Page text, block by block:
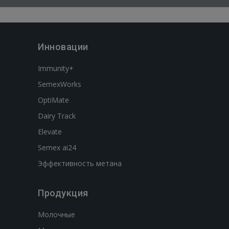
Инновации
Immunity+
SemexWorks
OptiMate
Dairy Track
Elevate
Semex ai24
Эффективность метана
Продукция
Молочные